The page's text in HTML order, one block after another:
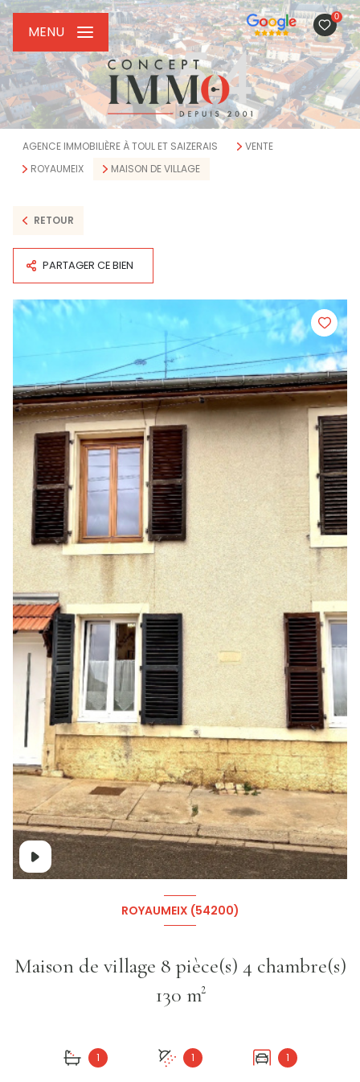
0
MENU
AGENCE IMMOBILIÈRE À TOUL ET SAIZERAIS
VENTE
ROYAUMEIX
MAISON DE VILLAGE
RETOUR
PARTAGER CE BIEN
+11
ROYAUMEIX (54200)
Maison de village 8 pièce(s) 4 chambre(s)
130 m²
1 1 1